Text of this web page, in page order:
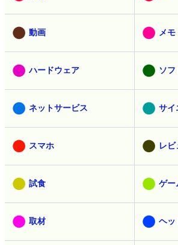
動画 メモ
ハードウェア ソ
ネットサービス サイ
スマホ レ
試食 ゲー
取材 ヘッ